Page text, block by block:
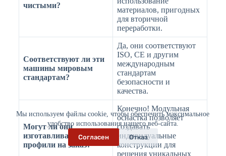
Мы используем файлы cookie, чтобы обеспечить максимальное
удобство использования нашего веб-сайта.
Согласен
Отказ
чистыми?
материалов, пригодных
для вторичной
переработки.
Соответствуют ли эти
машины мировым
стандартам?
Да, они соответствуют
ISO, CE и другим
международным
стандартам
безопасности и
качества.
Могут ли они
изготавливать
профили на заказ?
Конечно! Модульная
оснастка позволяет
создавать
индивидуальные
конструкции для
решения уникальных